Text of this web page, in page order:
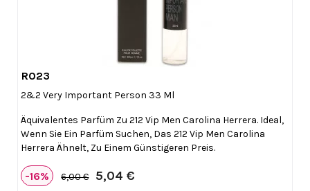
R023
2&2 Very Important Person 33 Ml
Äquivalentes Parfüm Zu 212 Vip Men Carolina Herrera. Ideal,
Wenn Sie Ein Parfüm Suchen, Das 212 Vip Men Carolina
Herrera Ähnelt, Zu Einem Günstigeren Preis.
-16% 6,00 € 5,04 €